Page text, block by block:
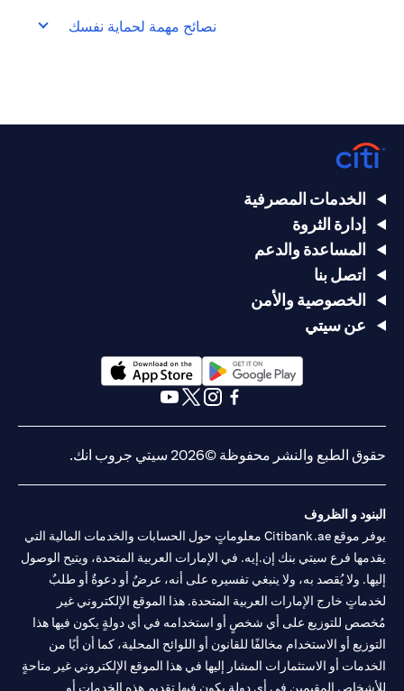
نصائح مهمة لحماية نفسك
الخدمات المصرفية
إدارة الثروة
المساعدة والدعم
اتصل بنا
الخصوصية والأمن
عن سيتي
(opens in a new tab)
حقوق الطبع والنشر محفوظة ©2026 سيتي جروب انك.
البنود و الظروف
يوفر موقع Citibank.ae معلوماتٍ حول الحسابات والخدمات المالية التي
يقدمها فرع سيتي بنك إن.إيه. في الإمارات العربية المتحدة، ويتيح الوصول
إليها. ولا يُقصد به، ولا ينبغي تفسيره على أنه، عرضٌ أو دعوةٌ أو طلبٌ
لخدماتٍ خارج الإمارات العربية المتحدة. هذا الموقع الإلكتروني غير
مُخصص للتوزيع على أي شخصٍ أو استخدامه في أي دولةٍ يكون فيها هذا
التوزيع أو الاستخدام مخالفًا للقانون أو اللوائح المحلية، كما أن أيًا من
الخدمات أو الاستثمارات المشار إليها في هذا الموقع الإلكتروني غير متاحةٍ
للأشخاص المقيمين في أي دولةٍ يكون فيها تقديم هذه الخدمات أو